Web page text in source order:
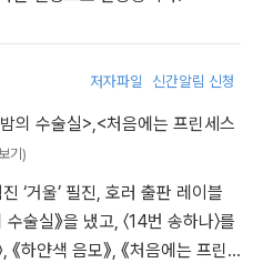
사문 밖으로 나가야만 했는데, 때
도마저 번번이 가로막히고 만
에는 신문지를 들고 나타난다 /
배우로서 여우주연상을 수상하
로 성추행을 당하자 트로피를 내
저자파일 신간알림 신청
의 수술실>,<처음에는 프린세스
기)
‘거울’ 필진, 호러 출판 레이블
술실》을 냈고, 〈14번 송하나〉를
하얀색 음모》, 《처음에는 프린